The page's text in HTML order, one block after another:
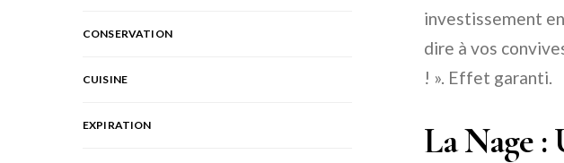
investissement
dire à vos
! ». Effet garanti.
La Nage :
CONSERVATION
CUISINE
EXPIRATION